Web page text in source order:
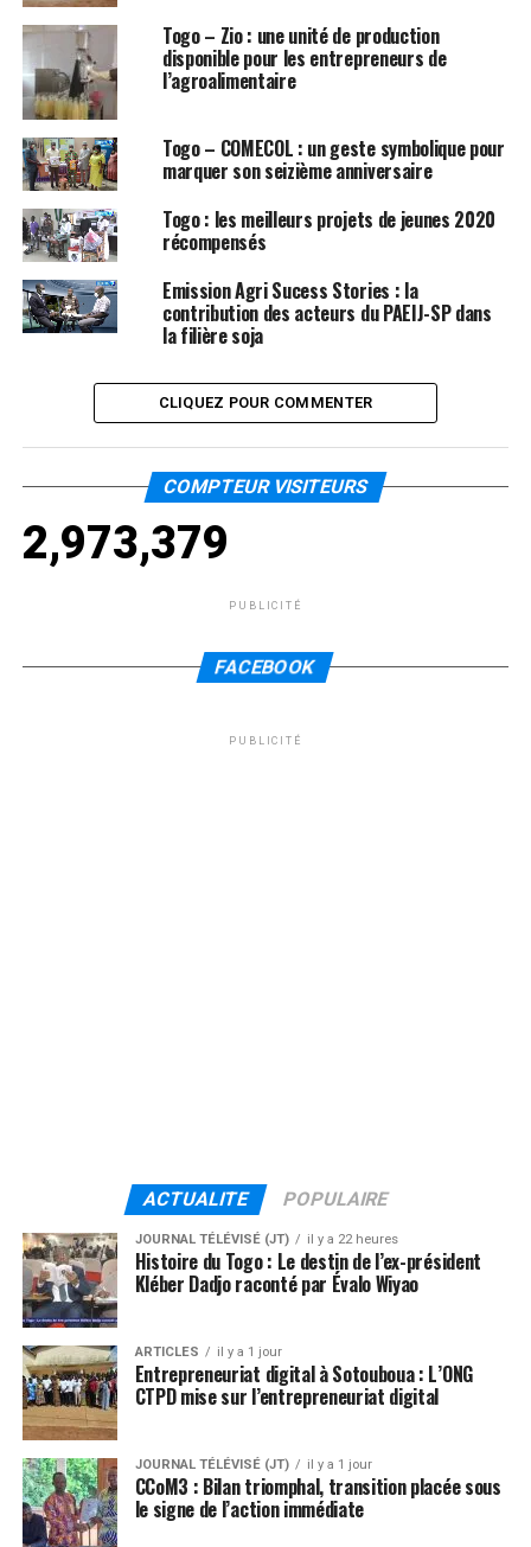
Togo – Zio : une unité de production
disponible pour les entrepreneurs de
l’agroalimentaire
Togo – COMECOL : un geste symbolique pour
marquer son seizième anniversaire
Togo : les meilleurs projets de jeunes 2020
récompensés
Emission Agri Sucess Stories : la
contribution des acteurs du PAEIJ-SP dans
la filière soja
CLIQUEZ POUR COMMENTER
COMPTEUR VISITEURS
2,973,379
PUBLICITÉ
FACEBOOK
PUBLICITÉ
ACTUALITE POPULAIRE
JOURNAL TÉLÉVISÉ (JT) il y a 22 heures
Histoire du Togo : Le destin de l’ex-président
Kléber Dadjo raconté par Évalo Wiyao
ARTICLES il y a 1 jour
Entrepreneuriat digital à Sotouboua : L’ONG
CTPD mise sur l’entrepreneuriat digital
JOURNAL TÉLÉVISÉ (JT) il y a 1 jour
CCoM3 : Bilan triomphal, transition placée sous
le signe de l’action immédiate